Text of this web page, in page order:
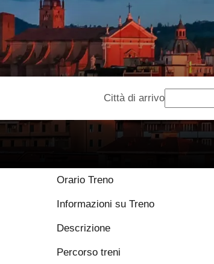
Città di arrivo
Orario Treno
Informazioni su Treno
Descrizione
Percorso treni